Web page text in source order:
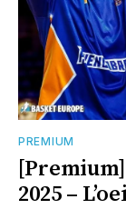
PREMIUM
2025 –